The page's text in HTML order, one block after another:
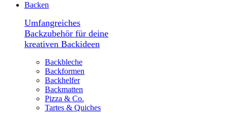
Backen
Umfangreiches
Backzubehör für deine
kreativen Backideen
Backbleche
Backformen
Backhelfer
Backmatten
Pizza & Co.
Tartes & Quiches